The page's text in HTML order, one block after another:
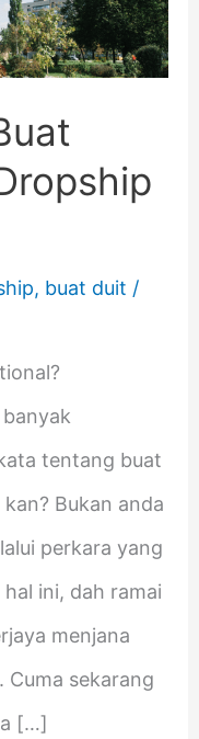
, buat duit /
tentang buat
Bukan anda
perkara yang
ini, dah ramai
menjana
Cuma sekarang
[…]